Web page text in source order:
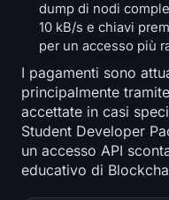
dump di nodi
10 kB/s e chiavi
per un accesso più
I pagamenti sono
principalmente
accettate in casi
Student Developer
un accesso API
educativo di